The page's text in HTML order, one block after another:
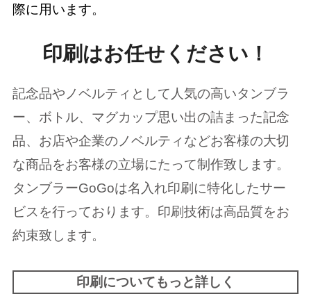
際に用います。
印刷はお任せください！
記念品やノベルティとして人気の高いタンブラ
ー、ボトル、マグカップ思い出の詰まった記念
品、お店や企業のノベルティなどお客様の大切
な商品をお客様の立場にたって制作致します。
タンブラーGoGoは名入れ印刷に特化したサー
ビスを行っております。印刷技術は高品質をお
約束致します。
印刷についてもっと詳しく